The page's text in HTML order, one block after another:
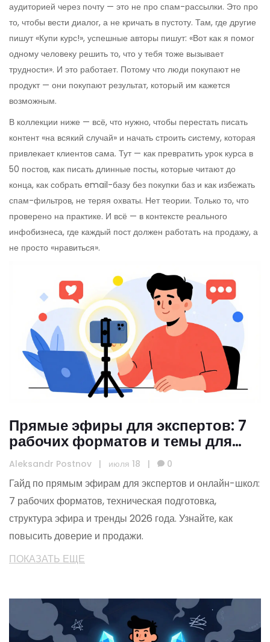
аудиторией через почту — это не про спам-рассылки. Это про
то, чтобы вести диалог, а не кричать в пустоту. Там, где другие
пишут «Купи курс!», успешные авторы пишут: «Вот как я помог
одному человеку решить то, что у тебя тоже вызывает
трудности». И это работает. Потому что люди покупают не
продукт — они покупают результат, который им кажется
возможным.
В коллекции ниже — всё, что нужно, чтобы перестать писать
контент «на всякий случай» и начать строить систему, которая
привлекает клиентов сама. Тут — как превратить урок курса в
50 постов, как писать длинные посты, которые читают до
конца, как собрать email-базу без покупки баз и как избежать
спам-фильтров, не теряя охваты. Нет теории. Только то, что
проверено на практике. И всё — в контексте реального
инфобизнеса, где каждый пост должен работать на продажу, а
не просто «нравиться».
Прямые эфиры для экспертов: 7
рабочих форматов и темы для
онлайн-школ
Aleksandr Postnov | июля 18 | 0
Гайд по прямым эфирам для экспертов и онлайн-школ:
7 рабочих форматов, техническая подготовка,
структура эфира и тренды 2026 года. Узнайте, как
повысить доверие и продажи.
ПОКАЗАТЬ ЕЩЕ